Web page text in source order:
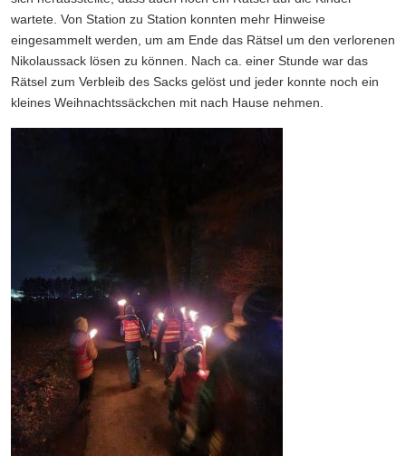
wartete. Von Station zu Station konnten mehr Hinweise
eingesammelt werden, um am Ende das Rätsel um den verlorenen
Nikolaussack lösen zu können. Nach ca. einer Stunde war das
Rätsel zum Verbleib des Sacks gelöst und jeder konnte noch ein
kleines Weihnachtssäckchen mit nach Hause nehmen.